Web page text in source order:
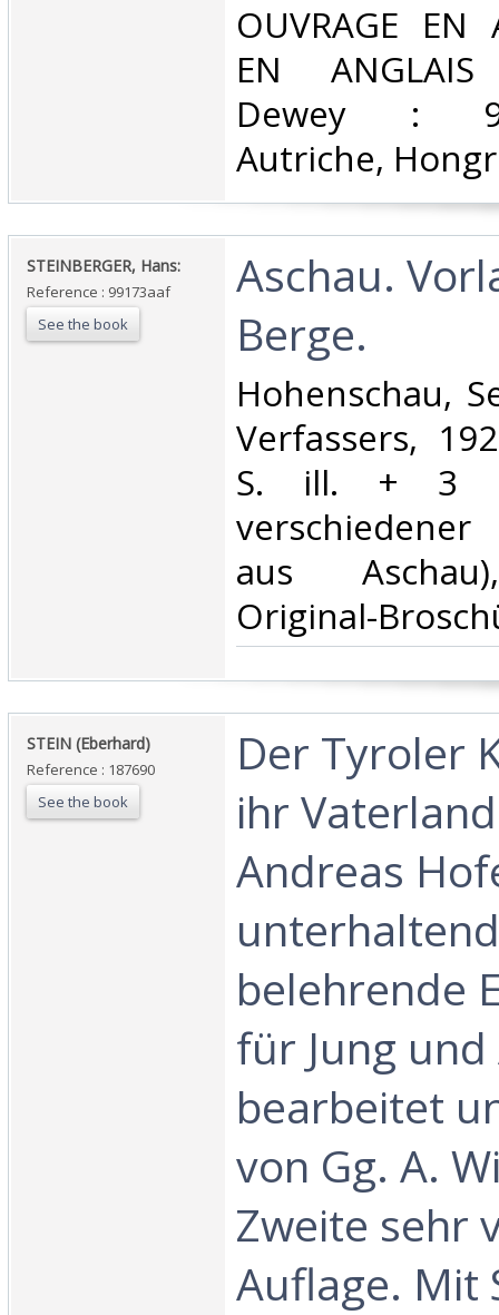
‎OUVRAGE EN
EN
Dewey :
Autriche,
‎STEINBERGER, Hans:‎
Reference : 99173aaf
See the book
‎Aschau.
Berge. ‎
‎Hohenschau,
Verfassers,
S. ill. + 3
aus
Original-
‎STEIN (Eberhard)‎
Reference : 187690
See the book
‎Der Tyroler
ihr
Andreas
belehrende
für Jung
bearbeitet
von Gg. A.
Zweite sehr
Auflage. Mit